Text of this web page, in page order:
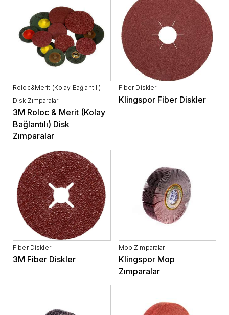
Roloc&Merit (Kolay Bağlantılı)
Disk Zımparalar
3M Roloc & Merit (Kolay
Bağlantılı) Disk
Zımparalar
Fiber Diskler
Klingspor Fiber Diskler
Fiber Diskler
3M Fiber Diskler
Mop Zımparalar
Klingspor Mop
Zımparalar